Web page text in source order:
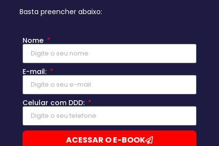
Basta preencher abaixo:
Nome
E-mail:
Celular com DDD:
ACESSAR O E-BOOK